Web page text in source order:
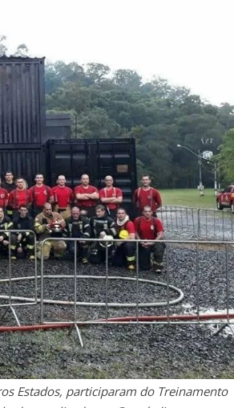
Estados, participaram do Treinamento